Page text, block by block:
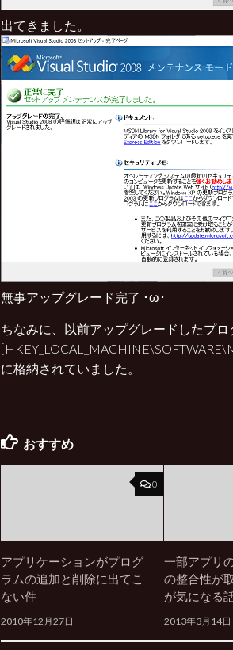
出てきました。
無事アップグレード完了 ･ω･
ちなみに、以前アップグレードしたプ
に格納されていました。
おすすめ
0
アプリケーションがプログ
ラムの追加と削除に出てこ
ない件
2010年12月27日
一部アプリ
の整合性が
が気になる
2013年3月14日